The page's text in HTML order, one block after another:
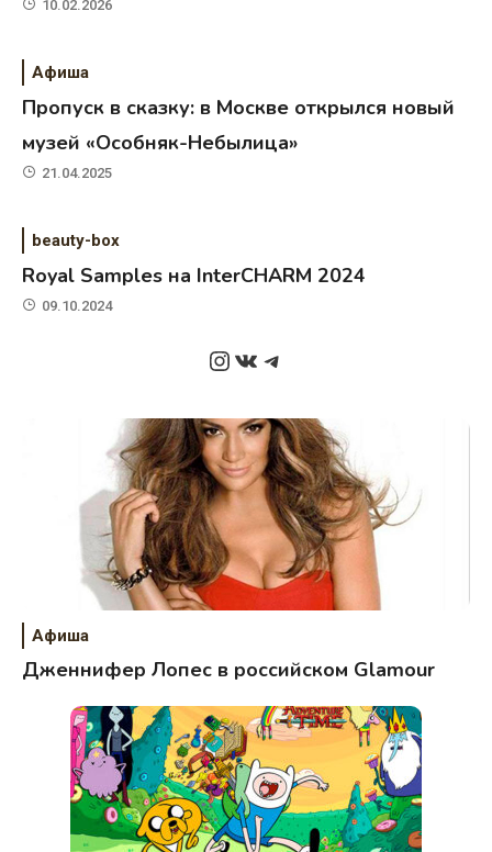
10.02.2026
Афиша
Пропуск в сказку: в Москве открылся новый
музей «Особняк-Небылица»
21.04.2025
beauty-box
Royal Samples на InterCHARM 2024
09.10.2024
Instagram
ВКонтакте
Telegram
Афиша
Дженнифер Лопес в российском Glamour